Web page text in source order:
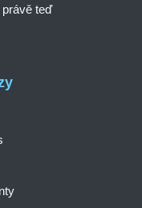
teď